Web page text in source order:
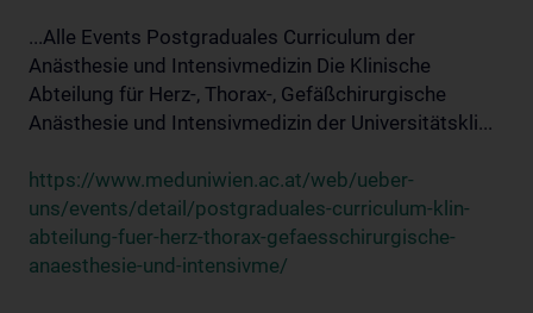
...Alle Events Postgraduales Curriculum der
Anästhesie und Intensivmedizin Die Klinische
Abteilung für Herz-, Thorax-, Gefäßchirurgische
Anästhesie und Intensivmedizin der Universitätskli...
https://www.meduniwien.ac.at/web/ueber-
uns/events/detail/postgraduales-curriculum-klin-
abteilung-fuer-herz-thorax-gefaesschirurgische-
anaesthesie-und-intensivme/